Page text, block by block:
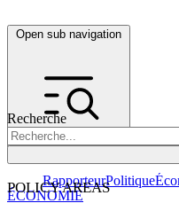
Open sub navigation
Recherche
POLICY AREAS
RapporteurPolitique
ÉCONOMIE